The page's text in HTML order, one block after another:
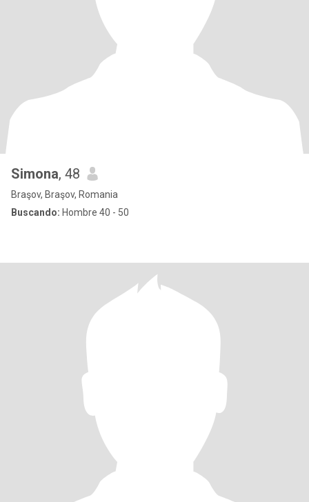
Simona, 48
Braşov, Braşov, Romania
Buscando: Hombre 40 - 50